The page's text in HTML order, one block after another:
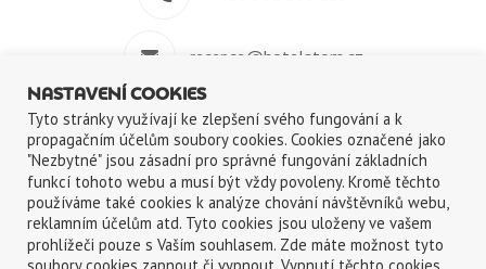
recepce@hotelatom.cz
+420 739 348 914
Velkomeziříčská 640/45, 674 01 Třebíč
NASTAVENÍ COOKIES
Tyto stránky využívají ke zlepšení svého fungování a k
propagačním účelům soubory cookies. Cookies označené jako
"Nezbytné" jsou zásadní pro správné fungování základních
funkcí tohoto webu a musí být vždy povoleny. Kromě těchto
používáme také cookies k analýze chování návštěvníků webu,
reklamním účelům atd. Tyto cookies jsou uloženy ve vašem
prohlížeči pouze s Vaším souhlasem. Zde máte možnost tyto